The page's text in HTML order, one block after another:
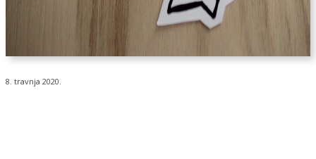
8. travnja 2020.